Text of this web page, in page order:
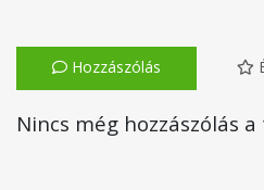
Hozzászólás
Nincs még hozzászólás